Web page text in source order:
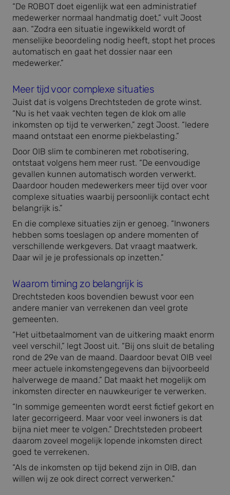
“De ROBOT doet eigenlijk wat een administratief
medewerker normaal handmatig doet,” vult Joost
aan. “Zodra een situatie ingewikkeld wordt of
menselijke beoordeling nodig heeft, stopt het proces
automatisch en gaat het dossier naar een
medewerker.”
Meer tijd voor complexe situaties
Juist dat is volgens Drechtsteden de grote winst.
“Nu is het vaak vechten tegen de klok om alle
inkomsten op tijd te verwerken,” zegt Joost. “Iedere
maand ontstaat een enorme piekbelasting.”
Door OIB slim te combineren met robotisering,
ontstaat volgens hem meer rust. “De eenvoudige
gevallen kunnen automatisch worden verwerkt.
Daardoor houden medewerkers meer tijd over voor
complexe situaties waarbij persoonlijk contact echt
belangrijk is.”
En die complexe situaties zijn er genoeg. “Inwoners
hebben soms toeslagen op andere momenten of
verschillende werkgevers. Dat vraagt maatwerk.
Daar wil je je professionals op inzetten.”
Waarom timing zo belangrijk is
Drechtsteden koos bovendien bewust voor een
andere manier van verrekenen dan veel grote
gemeenten.
“Het uitbetaalmoment van de uitkering maakt enorm
veel verschil,” legt Joost uit. “Bij ons sluit de betaling
rond de 29e van de maand. Daardoor bevat OIB veel
meer actuele inkomstengegevens dan bijvoorbeeld
halverwege de maand.” Dat maakt het mogelijk om
inkomsten directer en nauwkeuriger te verwerken.
“In sommige gemeenten wordt eerst fictief gekort en
later gecorrigeerd. Maar voor veel inwoners is dat
bijna niet meer te volgen.” Drechtsteden probeert
daarom zoveel mogelijk lopende inkomsten direct
goed te verrekenen.
“Als de inkomsten op tijd bekend zijn in OIB, dan
willen wij ze ook direct correct verwerken.”